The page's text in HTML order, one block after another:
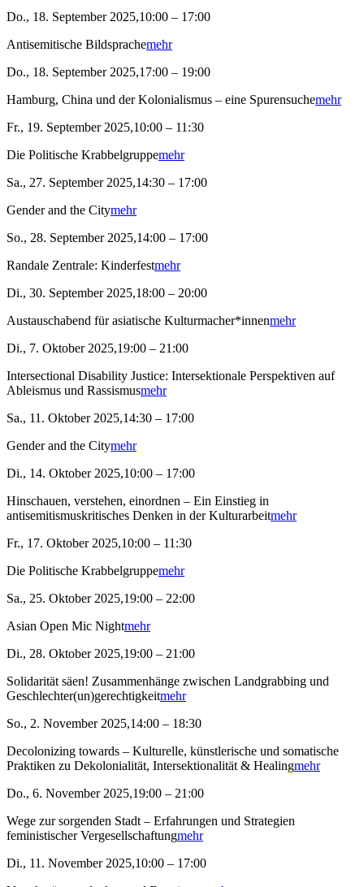
Do., 18. September 2025,10:00 – 17:00
Antisemitische Bildsprachemehr
Do., 18. September 2025,17:00 – 19:00
Hamburg, China und der Kolonialismus – eine Spurensuchemehr
Fr., 19. September 2025,10:00 – 11:30
Die Politische Krabbelgruppemehr
Sa., 27. September 2025,14:30 – 17:00
Gender and the Citymehr
So., 28. September 2025,14:00 – 17:00
Randale Zentrale: Kinderfestmehr
Di., 30. September 2025,18:00 – 20:00
Austauschabend für asiatische Kulturmacher*innenmehr
Di., 7. Oktober 2025,19:00 – 21:00
Intersectional Disability Justice: Intersektionale Perspektiven auf
Ableismus und Rassismusmehr
Sa., 11. Oktober 2025,14:30 – 17:00
Gender and the Citymehr
Di., 14. Oktober 2025,10:00 – 17:00
Hinschauen, verstehen, einordnen – Ein Einstieg in
antisemitismuskritisches Denken in der Kulturarbeitmehr
Fr., 17. Oktober 2025,10:00 – 11:30
Die Politische Krabbelgruppemehr
Sa., 25. Oktober 2025,19:00 – 22:00
Asian Open Mic Nightmehr
Di., 28. Oktober 2025,19:00 – 21:00
Solidarität säen! Zusammenhänge zwischen Landgrabbing und
Geschlechter(un)gerechtigkeitmehr
So., 2. November 2025,14:00 – 18:30
Decolonizing towards – Kulturelle, künstlerische und somatische
Praktiken zu Dekolonialität, Intersektionalität & Healingmehr
Do., 6. November 2025,19:00 – 21:00
Wege zur sorgenden Stadt – Erfahrungen und Strategien
feministischer Vergesellschaftungmehr
Di., 11. November 2025,10:00 – 17:00